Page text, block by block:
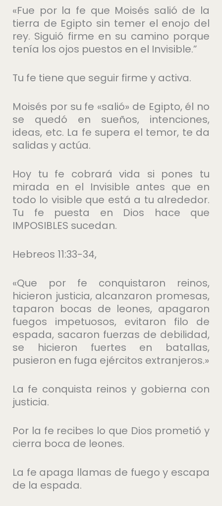
«Fue por la fe que Moisés salió de la
tierra de Egipto sin temer el enojo del
rey. Siguió firme en su camino porque
tenía los ojos puestos en el Invisible.”
Tu fe tiene que seguir firme y activa.
Moisés por su fe «salió» de Egipto, él no
se quedó en sueños, intenciones,
ideas, etc. La fe supera el temor, te da
salidas y actúa.
Hoy tu fe cobrará vida si pones tu
mirada en el Invisible antes que en
todo lo visible que está a tu alrededor.
Tu fe puesta en Dios hace que
IMPOSIBLES sucedan.
Hebreos 11:33-34,
«Que por fe conquistaron reinos,
hicieron justicia, alcanzaron promesas,
taparon bocas de leones, apagaron
fuegos impetuosos, evitaron filo de
espada, sacaron fuerzas de debilidad,
se hicieron fuertes en batallas,
pusieron en fuga ejércitos extranjeros.»
La fe conquista reinos y gobierna con
justicia.
Por la fe recibes lo que Dios prometió y
cierra boca de leones.
La fe apaga llamas de fuego y escapa
de la espada.